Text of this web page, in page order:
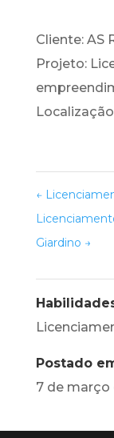
Cliente: AS
Projeto:
←
Giardino →
Postado
7 de março